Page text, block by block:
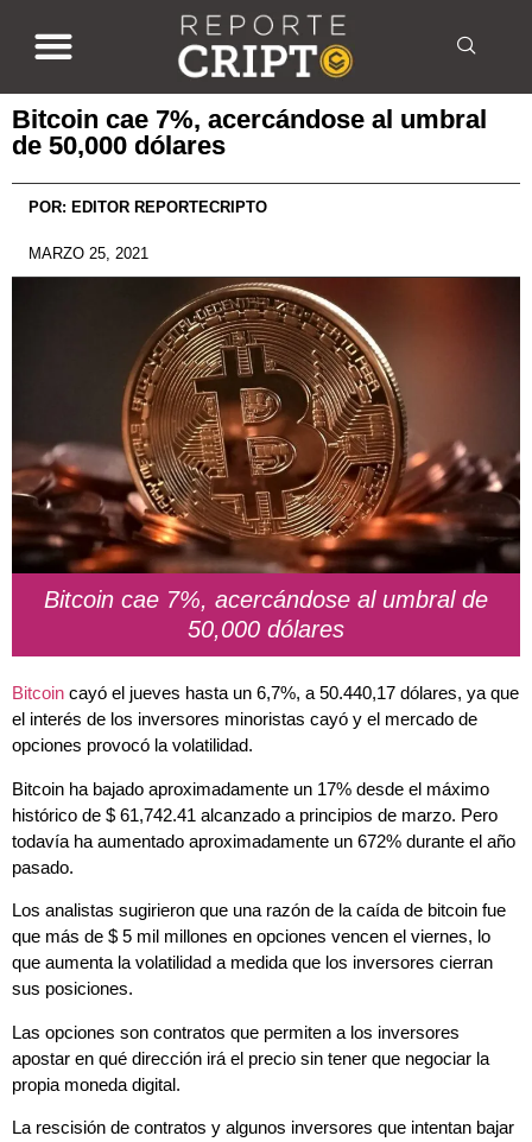
Bitcoin cae 7%, acercándose al umbral
de 50,000 dólares
POR: EDITOR REPORTECRIPTO
MARZO 25, 2021
Bitcoin cae 7%, acercándose al umbral de
50,000 dólares
Bitcoin cayó el jueves hasta un 6,7%, a 50.440,17 dólares, ya que
el interés de los inversores minoristas cayó y el mercado de
opciones provocó la volatilidad.
Bitcoin ha bajado aproximadamente un 17% desde el máximo
histórico de $ 61,742.41 alcanzado a principios de marzo. Pero
todavía ha aumentado aproximadamente un 672% durante el año
pasado.
Los analistas sugirieron que una razón de la caída de bitcoin fue
que más de $ 5 mil millones en opciones vencen el viernes, lo
que aumenta la volatilidad a medida que los inversores cierran
sus posiciones.
Las opciones son contratos que permiten a los inversores
apostar en qué dirección irá el precio sin tener que negociar la
propia moneda digital.
La rescisión de contratos y algunos inversores que intentan bajar